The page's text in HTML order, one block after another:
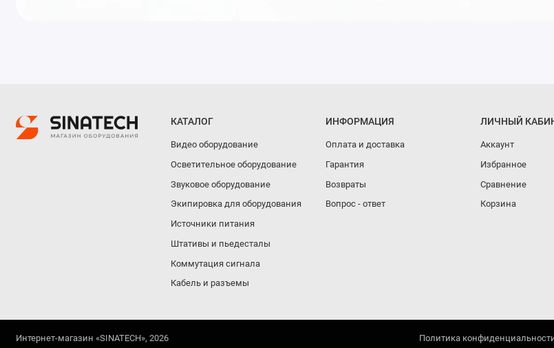
КАТАЛОГ
Видео оборудование
Осветительное оборудование
Звуковое оборудование
Экипировка для оборудования
Источники питания
Штативы и пьедесталы
Коммутация сигнала
Кабель и разъемы
ИНФОРМАЦИЯ
Оплата и доставка
Гарантия
Возвраты
Вопрос - ответ
ЛИЧНЫЙ
Аккаунт
Избранное
Сравнение
Корзина
Интернет-магазин «SINATECH», 2026 Политика